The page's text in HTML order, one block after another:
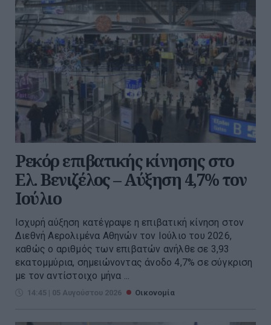
Ρεκόρ επιβατικής κίνησης στο
Ελ. Βενιζέλος – Αύξηση 4,7% τον
Ιούλιο
Ισχυρή αύξηση κατέγραψε η επιβατική κίνηση στον
Διεθνή Αερολιμένα Αθηνών τον Ιούλιο του 2026,
καθώς ο αριθμός των επιβατών ανήλθε σε 3,93
εκατομμύρια, σημειώνοντας άνοδο 4,7% σε σύγκριση
με τον αντίστοιχο μήνα ...
14:45 | 05 Αυγούστου 2026 Οικονομία